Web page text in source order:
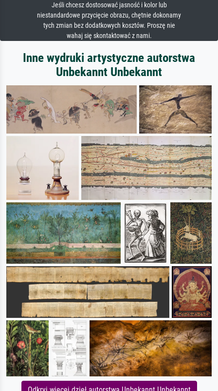
Jeśli chcesz dostosować jasność i kolor lub
niestandardowe przycięcie obrazu, chętnie dokonamy
tych zmian bez dodatkowych kosztów. Proszę nie
wahaj się skontaktować z nami.
Inne wydruki artystyczne autorstwa
Unbekannt Unbekannt